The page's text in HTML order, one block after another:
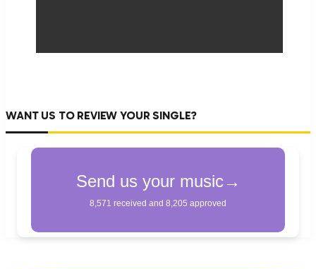
WANT US TO REVIEW YOUR SINGLE?